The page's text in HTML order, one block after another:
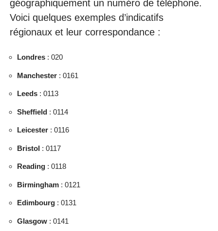
géographiquement un numéro de téléphone.
Voici quelques exemples d’indicatifs
régionaux et leur correspondance :
Londres : 020
Manchester : 0161
Leeds : 0113
Sheffield : 0114
Leicester : 0116
Bristol : 0117
Reading : 0118
Birmingham : 0121
Edimbourg : 0131
Glasgow : 0141